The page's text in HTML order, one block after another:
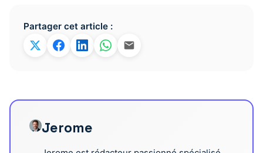
Partager cet article :
Jerome